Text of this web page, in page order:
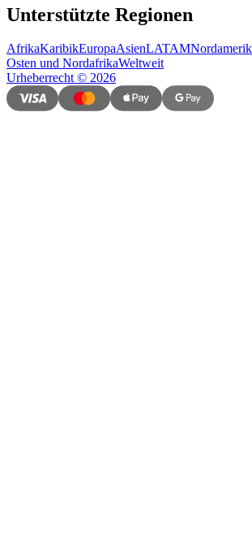
Unterstützte Regionen
AfrikaKaribikEuropaAsienLATAM
Osten und NordafrikaWeltweit
Urheberrecht© 2026